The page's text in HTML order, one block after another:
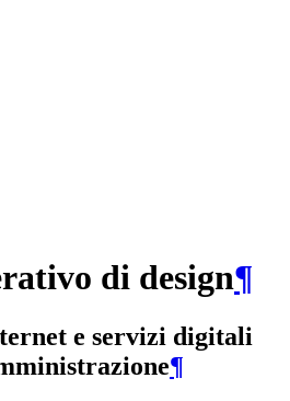
di design¶
e servizi digitali
¶